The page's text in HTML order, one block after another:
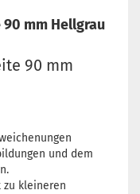
mm Hellgrau
90 mm
und dem
zu kleineren